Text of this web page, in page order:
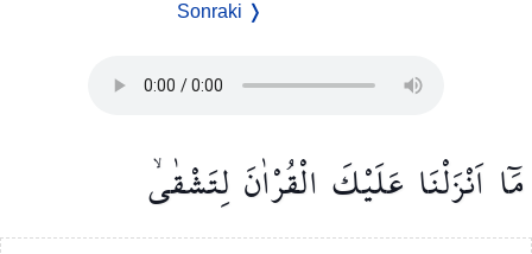
Sonraki ❭
مَٓا اَنْزَلْنَا عَلَيْكَ الْقُرْاٰنَلِتَشْقٰىۙ